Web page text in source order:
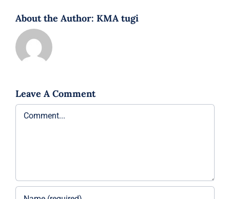
About the Author: KMA tugi
Leave A Comment
Comment